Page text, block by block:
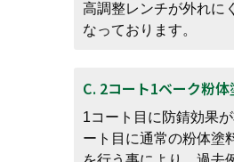
高調整レンチが外れに
なっております。
C. 2コート1ベーク粉体
1コート目に防錆効果
ート目に通常の粉体塗